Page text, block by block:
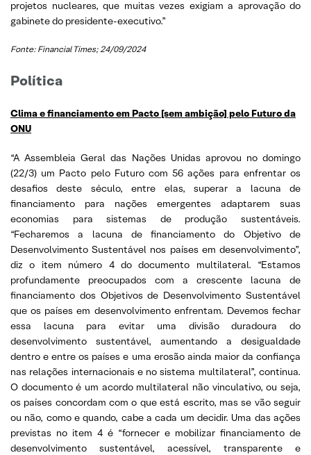
projetos nucleares, que muitas vezes exigiam a aprovação do
gabinete do presidente-executivo.”
Fonte: Financial Times; 24/09/2024
Política
Clima e financiamento em Pacto [sem ambição] pelo Futuro da
ONU
“A Assembleia Geral das Nações Unidas aprovou no domingo
(22/3) um Pacto pelo Futuro com 56 ações para enfrentar os
desafios deste século, entre elas, superar a lacuna de
financiamento para nações emergentes adaptarem suas
economias para sistemas de produção sustentáveis.
“Fecharemos a lacuna de financiamento do Objetivo de
Desenvolvimento Sustentável nos países em desenvolvimento”,
diz o item número 4 do documento multilateral. “Estamos
profundamente preocupados com a crescente lacuna de
financiamento dos Objetivos de Desenvolvimento Sustentável
que os países em desenvolvimento enfrentam. Devemos fechar
essa lacuna para evitar uma divisão duradoura do
desenvolvimento sustentável, aumentando a desigualdade
dentro e entre os países e uma erosão ainda maior da confiança
nas relações internacionais e no sistema multilateral”, continua.
O documento é um acordo multilateral não vinculativo, ou seja,
os países concordam com o que está escrito, mas se vão seguir
ou não, como e quando, cabe a cada um decidir. Uma das ações
previstas no item 4 é “fornecer e mobilizar financiamento de
desenvolvimento sustentável, acessível, transparente e